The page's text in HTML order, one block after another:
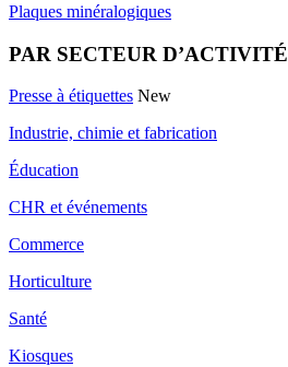
Plaques minéralogiques
PAR SECTEUR D’ACTIVITÉ
Presse à étiquettes New
Industrie, chimie et fabrication
Éducation
CHR et événements
Commerce
Horticulture
Santé
Kiosques